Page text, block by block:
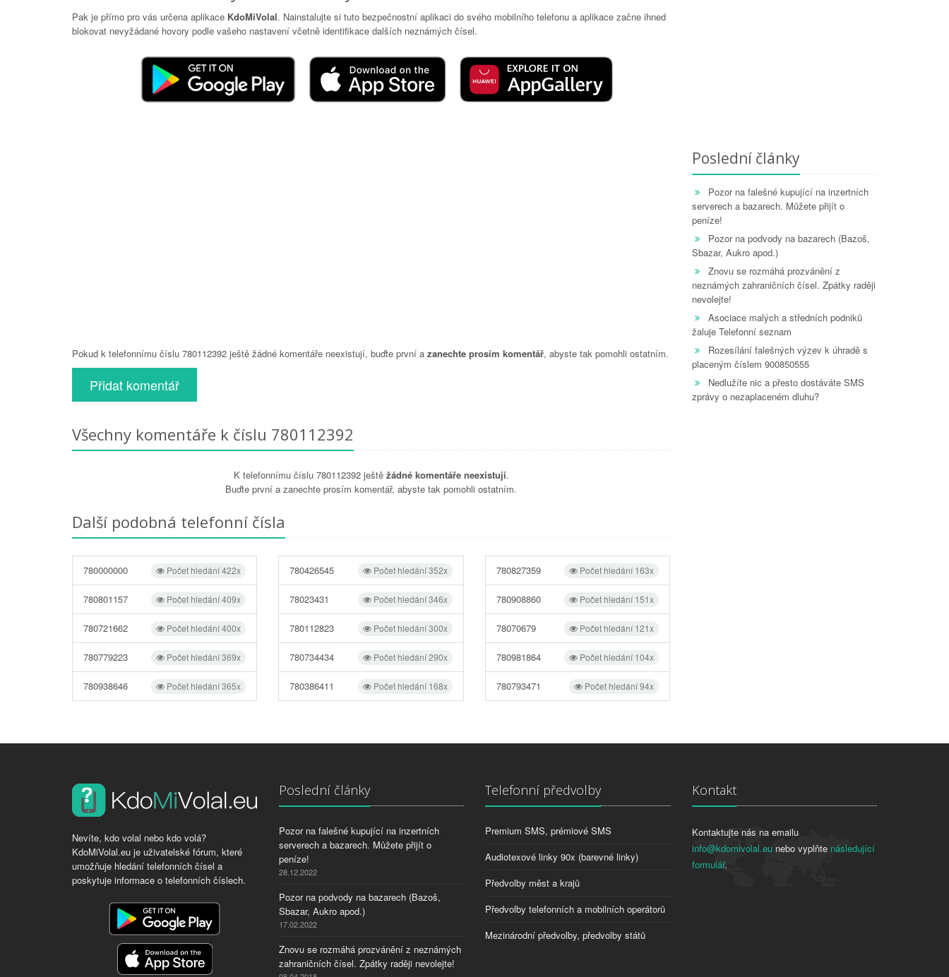
Pak je přímo pro vás určena aplikace KdoMiVolal. Nainstalujte si tuto bezpečnostní aplikaci do svého mobilního telefonu a aplikace začne ihned
blokovat nevyžádané hovory podle vašeho nastavení včetně identifikace dalších neznámých čísel.
Pokud k telefonnímu číslu 780112392 ještě žádné komentáře neexistují, buďte první a zanechte prosím komentář, abyste tak pomohli ostatním.
Přidat komentář
Všechny komentáře k číslu 780112392
K telefonnímu číslu 780112392 ještě žádné komentáře neexistují.
Buďte první a zanechte prosím komentář, abyste tak pomohli ostatním.
Další podobná telefonní čísla
Počet hledání 422x
780000000
Počet hledání 409x
780801157
Počet hledání 400x
780721662
Počet hledání 369x
780779223
Počet hledání 365x
780938646
Počet hledání 352x
780426545
Počet hledání 346x
78023431
Počet hledání 300x
780112823
Počet hledání 290x
780734434
Počet hledání 168x
780386411
Počet hledání 163x
780827359
Počet hledání 151x
780908860
Počet hledání 121x
78070679
Počet hledání 104x
780981864
Počet hledání 94x
780793471
Poslední články
Pozor na falešné kupující na inzertních
serverech a bazarech. Můžete přijít o
peníze!
Pozor na podvody na bazarech (Bazoš,
Sbazar, Aukro apod.)
Znovu se rozmáhá prozvánění z
neznámých zahraničních čísel. Zpátky raději
nevolejte!
Asociace malých a středních podniků
žaluje Telefonní seznam
Rozesílání falešných výzev k úhradě s
placeným číslem 900850555
Nedlužíte nic a přesto dostáváte SMS
zprávy o nezaplaceném dluhu?
Nevíte, kdo volal nebo kdo volá?
KdoMiVolal.eu je uživatelské fórum, které
umožňuje hledání telefonních čísel a
poskytuje informace o telefonních číslech.
Poslední články
Pozor na falešné kupující na inzertních
serverech a bazarech. Můžete přijít o
peníze!
28.12.2022
Pozor na podvody na bazarech (Bazoš,
Sbazar, Aukro apod.)
17.02.2022
Znovu se rozmáhá prozvánění z neznámých
zahraničních čísel. Zpátky raději nevolejte!
Telefonní předvolby
Premium SMS, prémiové SMS
Audiotexové linky 90x (barevné linky)
Předvolby měst a krajů
Předvolby telefonních a mobilních operátorů
Mezinárodní předvolby, předvolby států
Kontakt
Kontaktujte nás na emailu
info@kdomivolal.eunebo vyplňte následující
formulář.